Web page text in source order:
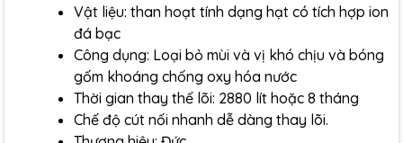
Vật liệu: than hoạt tính dạng hạt có tích hợp ion
đá bạc
Công dụng: Loại bỏ mùi và vị khó chịu và bóng
gốm khoáng chống oxy hóa nước
Thời gian thay thế lõi: 2880 lít hoặc 8 tháng
Chế độ cút nối nhanh dễ dàng thay lõi.